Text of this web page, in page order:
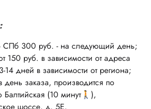
СПб 300 руб. - на следующий день;
150 руб. в зависимости от адреса
14 дней в зависимости от региона;
день заказа, производится по
Балтийская (10 минут🚶),